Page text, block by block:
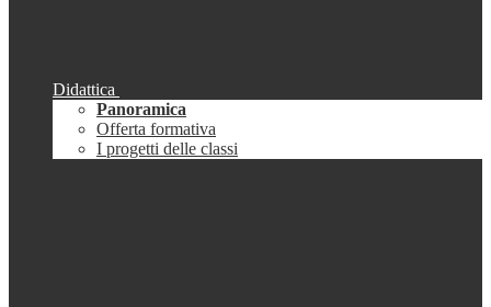
Didattica
Panoramica
Offerta formativa
I progetti delle classi